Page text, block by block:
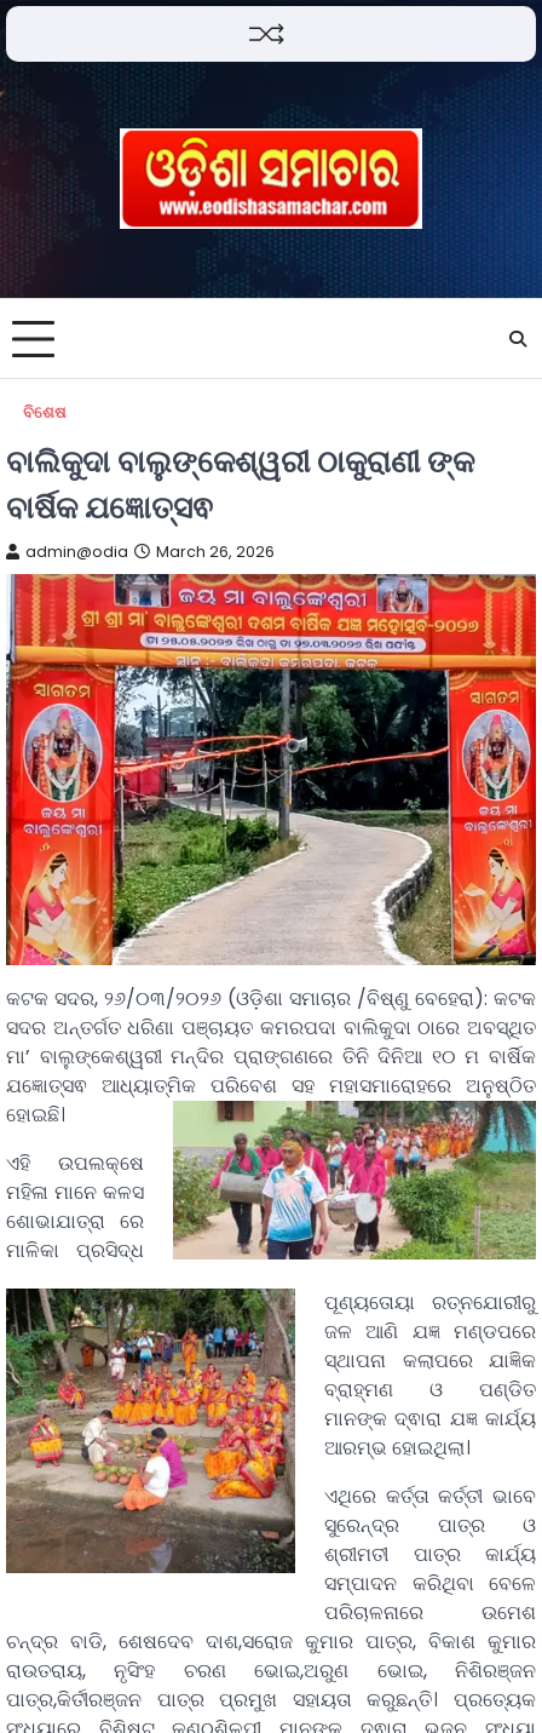
ବିଶେଷ
ବାଲିକୁଦା ବାଲୁଙ୍କେଶ୍ୱରୀ ଠାକୁରାଣୀ ଙ୍କ
ବାର୍ଷିକ ଯଜ୍ଞୋତ୍ସଵ
admin@odia March 26, 2026
କଟକ ସଦର, ୨୬/୦୩/୨୦୨୬ (ଓଡ଼ିଶା ସମାଚାର /ବିଷ୍ଣୁ ବେହେରା): କଟକ
ସଦର ଅନ୍ତର୍ଗତ ଧରିଣା ପଞ୍ଚାୟତ କମରପଦା ବାଲିକୁଦା ଠାରେ ଅବସ୍ଥିତ
ମା’ ବାଲୁଙ୍କେଶ୍ୱରୀ ମନ୍ଦିର ପ୍ରାଙ୍ଗଣରେ ତିନି ଦିନିଆ ୧୦ ମ ବାର୍ଷିକ
ଯଜ୍ଞୋତ୍ସଵ ଆଧ୍ୟାତ୍ମିକ ପରିବେଶ ସହ ମହାସମାରୋହରେ ଅନୁଷ୍ଠିତ
ହୋଇଛି।
ଏହି ଉପଲକ୍ଷେ
ମହିଳା ମାନେ କଳସ
ଶୋଭାଯାତ୍ରା ରେ
ମାଳିକା ପ୍ରସିଦ୍ଧ
ପୂଣ୍ୟତୋୟା ରତ୍ନଯୋରୀରୁ
ଜଳ ଆଣି ଯଜ୍ଞ ମଣ୍ଡପରେ
ସ୍ଥାପନା କଲାପରେ ଯାଜ୍ଞିକ
ବ୍ରାହ୍ମଣ ଓ ପଣ୍ଡିତ
ମାନଙ୍କ ଦ୍ଵାରା ଯଜ୍ଞ କାର୍ଯ୍ୟ
ଆରମ୍ଭ ହୋଇଥିଲା।
ଏଥିରେ କର୍ତ୍ତା କର୍ତ୍ତୀ ଭାବେ
ସୁରେନ୍ଦ୍ର ପାତ୍ର ଓ
ଶ୍ରୀମତୀ ପାତ୍ର କାର୍ଯ୍ୟ
ସମ୍ପାଦନ କରିଥିବା ବେଳେ
ପରିଚାଳନାରେ ଉମେଶ
ଚନ୍ଦ୍ର ବାଡି, ଶେଷଦେବ ଦାଶ,ସରୋଜ କୁମାର ପାତ୍ର, ବିକାଶ କୁମାର
ରାଉତରାୟ, ନୃସିଂହ ଚରଣ ଭୋଇ,ଅରୁଣ ଭୋଇ, ନିଶିରଞ୍ଜନ
ପାତ୍ର,କିର୍ତୀରଞ୍ଜନ ପାତ୍ର ପ୍ରମୁଖ ସହାୟତା କରୁଛନ୍ତି। ପ୍ରତ୍ୟେକ